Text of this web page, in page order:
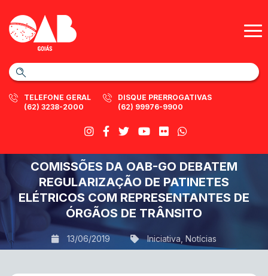
TELEFONE GERAL
(62) 3238-2000
DISQUE PRERROGATIVAS
(62) 99976-9900
COMISSÕES DA OAB-GO DEBATEM
REGULARIZAÇÃO DE PATINETES
ELÉTRICOS COM REPRESENTANTES DE
ÓRGÃOS DE TRÂNSITO
13/06/2019 Iniciativa Notícias